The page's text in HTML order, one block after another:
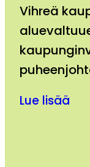
Vihreä
Lue lisää